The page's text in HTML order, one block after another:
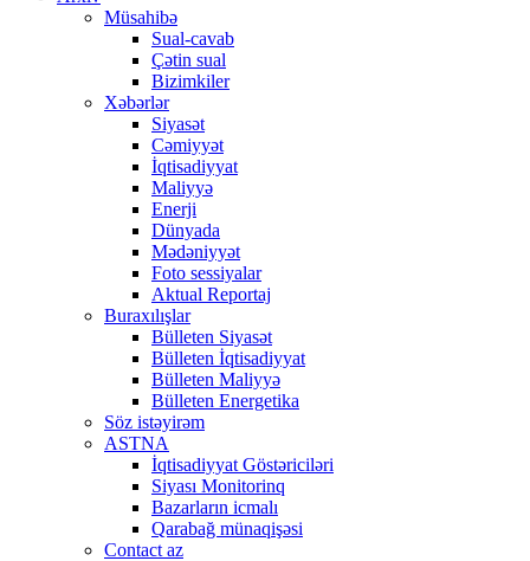
Müsahibə
Sual-cavab
Çətin sual
Bizimkiler
Xəbərlər
Siyasət
Cəmiyyət
İqtisadiyyat
Maliyyə
Enerji
Dünyada
Mədəniyyət
Foto sessiyalar
Aktual Reportaj
Buraxılışlar
Bülleten Siyasət
Bülleten İqtisadiyyat
Bülleten Maliyyə
Bülleten Energetika
Söz istəyirəm
ASTNA
İqtisadiyyat Göstəriciləri
Siyası Monitorinq
Bazarların icmalı
Qarabağ münaqişəsi
Contact az